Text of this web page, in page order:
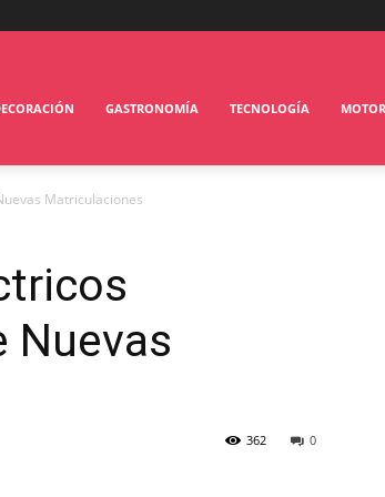
GASTRONOMÍA TECNOLOGÍA MOTOR
Matriculaciones
Nuevas
0
362